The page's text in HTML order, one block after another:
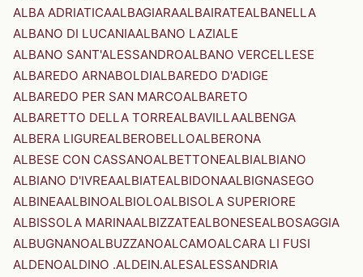
ALBA ADRIATICAALBAGIARAALBAIRATEALBANELLA
ALBANO DI LUCANIAALBANO LAZIALE
ALBANO SANT'ALESSANDROALBANO VERCELLESE
ALBAREDO ARNABOLDIALBAREDO D'ADIGE
ALBAREDO PER SAN MARCOALBARETO
ALBARETTO DELLA TORREALBAVILLAALBENGA
ALBERA LIGUREALBEROBELLOALBERONA
ALBESE CON CASSANOALBETTONEALBIALBIANO
ALBIANO D'IVREAALBIATEALBIDONAALBIGNASEGO
ALBINEAALBINOALBIOLOALBISOLA SUPERIORE
ALBISSOLA MARINAALBIZZATEALBONESEALBOSAGGIA
ALBUGNANOALBUZZANOALCAMOALCARA LI FUSI
ALDENOALDINO .ALDEIN.ALESALESSANDRIA